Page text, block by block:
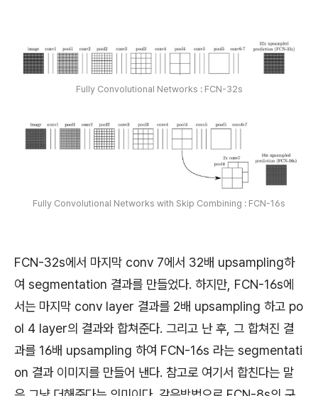
Fully Convolutional Networks : FCN-32s
Fully Convolutional Networks with Skip Combining : FCN-16s
FCN-32s에서 마지막 conv 7에서 32배 upsampling하
여 segmentation 결과를 만들었다. 하지만, FCN-16s에
서는 마지막 conv layer 결과를 2배 upsampling 하고 po
ol 4 layer의 결과와 합쳐준다. 그리고 난 후, 그 합쳐진 결
과를 16배 upsampling 하여 FCN-16s 라는 segmentati
on 결과 이미지를 만들어 낸다. 참고로 여기서 합친다는 말